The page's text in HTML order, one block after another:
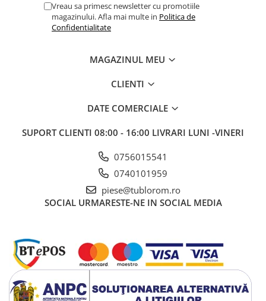
Vreau sa primesc newsletter cu promotiile
magazinului. Afla mai multe in Politica de
Confidentialitate
MAGAZINUL MEU
CLIENTI
DATE COMERCIALE
SUPORT CLIENTI 08:00 - 16:00 LIVRARI LUNI -VINERI
0756015541
0740101959
piese@tublorom.ro
SOCIAL URMARESTE-NE IN SOCIAL MEDIA